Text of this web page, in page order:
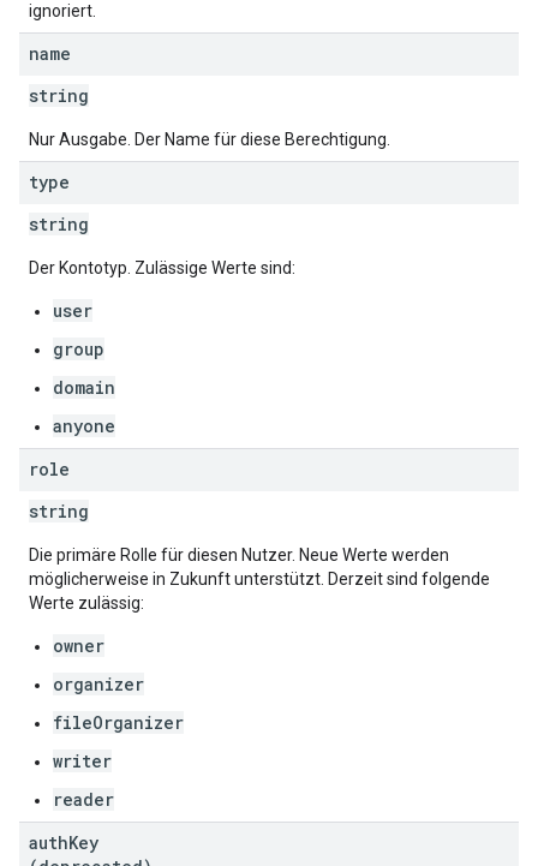
ignoriert.
name
string
Nur Ausgabe. Der Name für diese Berechtigung.
type
string
Der Kontotyp. Zulässige Werte sind:
user
group
domain
anyone
role
string
Die primäre Rolle für diesen Nutzer. Neue Werte werden
möglicherweise in Zukunft unterstützt. Derzeit sind folgende
Werte zulässig:
owner
organizer
fileOrganizer
writer
reader
authKey